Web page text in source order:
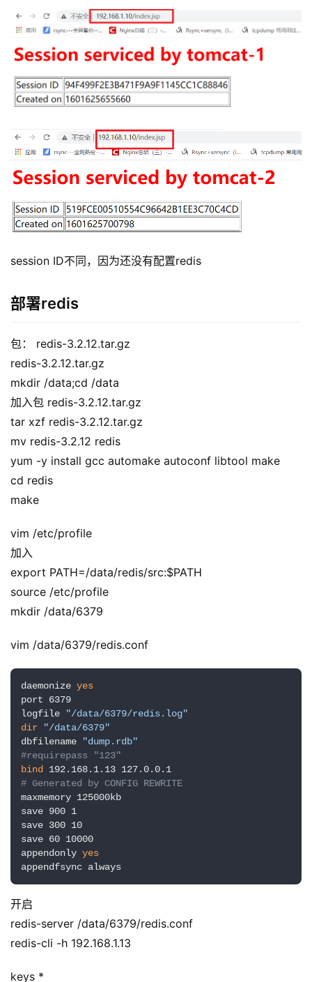
session ID不同，因为还没有配置redis
部署redis
包： redis-3.2.12.tar.gz
redis-3.2.12.tar.gz
mkdir /data;cd /data
加入包 redis-3.2.12.tar.gz
tar xzf redis-3.2.12.tar.gz
mv redis-3.2.12 redis
yum -y install gcc automake autoconf libtool make
cd redis
make
vim /etc/profile
加入
export PATH=/data/redis/src:$PATH
source /etc/profile
mkdir /data/6379
vim /data/6379/redis.conf
daemonize yes
port 6379
logfile
"/data/6379/redis.log"
dir
"/data/6379"
dbfilename
"dump.rdb"
#requirepass "123"
bind
# Generated by CONFIG REWRITE
maxmemory 125000kb
save 900 1
save 300 10
save 60 10000
appendonly yes
appendfsync always
开启
redis-server /data/6379/redis.conf
redis-cli -h 192.168.1.13
keys *